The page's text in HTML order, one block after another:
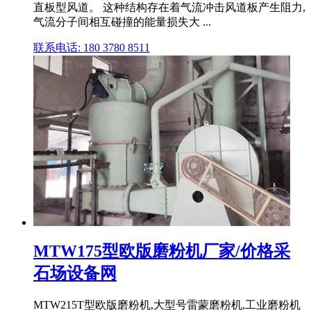
直板型风道。 这种结构存在着气流冲击风道板产生阻力,
气流分子间相互碰撞的能量损失大 ...
联系电话: 180 3780 8511
MTW175型欧版磨粉机厂家/价格采
石场设备网
MTW215T型欧版磨粉机,大型号雷蒙磨粉机,工业磨粉机